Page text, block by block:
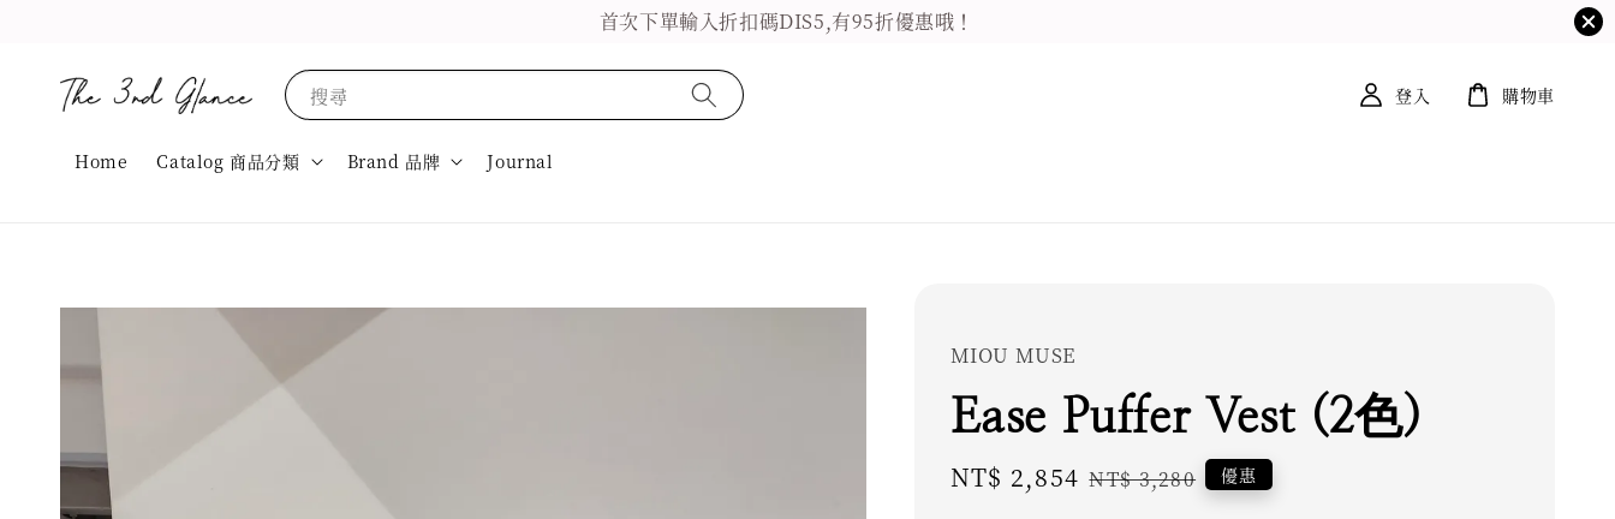
首次下單輸入折扣碼DIS5,有95折優惠哦！
搜尋
Home Catalog 商品分類 Brand 品牌 Journal
登入 購物車
MIOU MUSE
Ease Puffer Vest (2色)
Sale
NT$ 2,854 Regular
NT$ 3,280 優惠